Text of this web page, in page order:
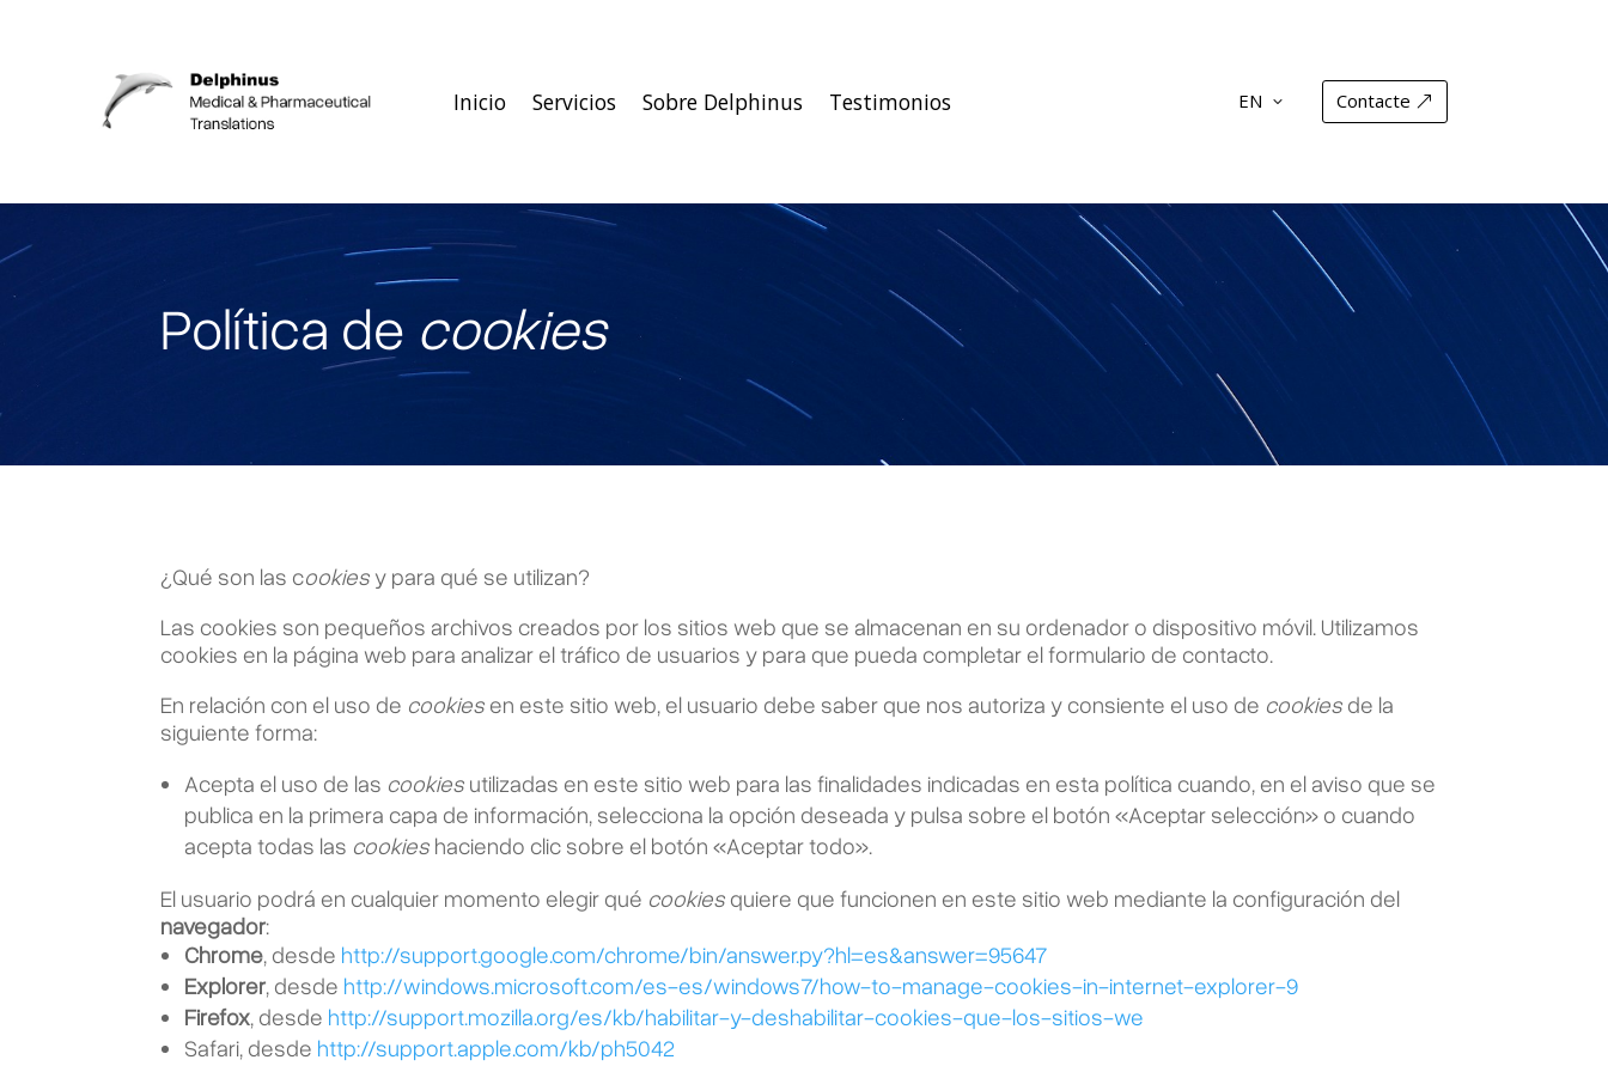
Inicio Servicios Sobre Delphinus Testimonios EN Contacte
Política de cookies
¿Qué son las cookies y para qué se utilizan?
Las cookies son pequeños archivos creados por los sitios web que se almacenan en su ordenador o dispositivo móvil. Utilizamos
cookies en la página web para analizar el tráfico de usuarios y para que pueda completar el formulario de contacto.
En relación con el uso de cookies en este sitio web, el usuario debe saber que nos autoriza y consiente el uso de cookies de la
siguiente forma:
Acepta el uso de las cookiesutilizadas en este sitio web para las finalidades indicadas en esta política cuando, en el aviso que se
publica en la primera capa de información, selecciona la opción deseada y pulsa sobre el botón «Aceptar selección» o cuando
acepta todas las cookieshaciendo clic sobre el botón «Aceptar todo».
El usuario podrá en cualquier momento elegir qué cookies quiere que funcionen en este sitio web mediante la configuración del
navegador:
Chrome, desde http://support.google.com/chrome/bin/answer.py?hl=es&answer=95647
Explorer, desde http://windows.microsoft.com/es-es/windows7/how-to-manage-cookies-in-internet-explorer-9
Firefox, desde http://support.mozilla.org/es/kb/habilitar-y-deshabilitar-cookies-que-los-sitios-we
Safari, desde http://support.apple.com/kb/ph5042